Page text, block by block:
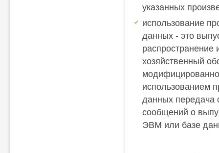
указанных
использование
данных - это
хозяйственный
использованием
данных передача
сообщений о
ЭВМ или базе